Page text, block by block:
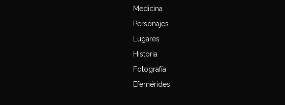
Medicina
Personajes
Lugares
Historia
Fotografía
Efemérides